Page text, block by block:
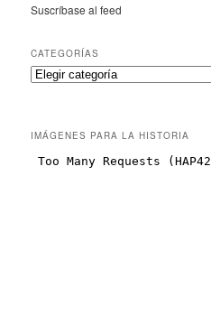
Suscríbase al feed
CATEGORÍAS
IMÁGENES PARA LA HISTORIA